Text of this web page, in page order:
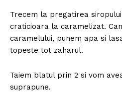
Trecem la pregatirea
craticioara la caramelizat.
caramelului, punem apa si
topeste tot zaharul.
Taiem blatul prin 2 si vom
suprapune.